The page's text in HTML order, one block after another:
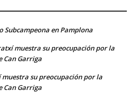
Subcampeona en Pamplona
muestra su preocupación por la
Can Garriga
su preocupación por la
Can Garriga